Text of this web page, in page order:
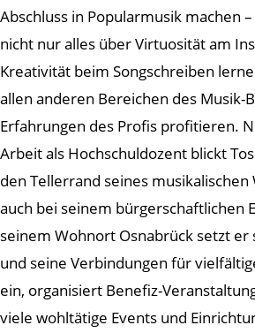
Abschluss in Popularmusik machen
nicht nur alles über Virtuosität am
Kreativität beim Songschreiben
allen anderen Bereichen des Musik-
Erfahrungen des Profis profitieren.
Arbeit als Hochschuldozent blickt
den Tellerrand seines musikalischen
auch bei seinem bürgerschaftlichen
seinem Wohnort Osnabrück setzt
und seine Verbindungen für
ein, organisiert Benefiz-
viele wohltätige Events und